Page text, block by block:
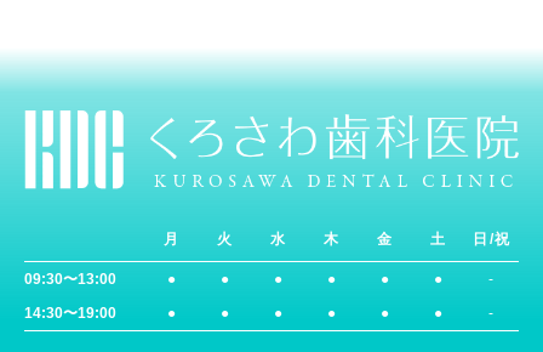
月 火 水 木 金 土 日/祝
09:30〜13:00 ● ● ● ● ● ●
-
14:30〜19:00
● ● ● ● ● ● -